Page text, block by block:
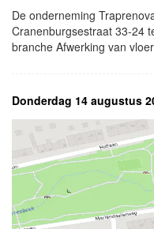
De onderneming
Cranenburgsestraat 33-24
branche Afwerking van
Donderdag 14 augustus